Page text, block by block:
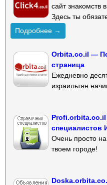
сайт знакомств
Здесь ты
Подробнее →
Orbita.co.il —
страница
Ежедневно
израильтян
специалистов
Очень просто
твоем городе!